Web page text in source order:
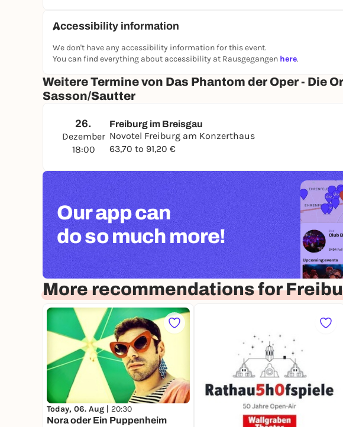
Accessibility information
We don't have any accessibility information for this event.
You can find everything about accessibility at Rausgegangen here.
Weitere Termine von Das Phantom der Oper - Die
Sasson/Sautter
26.
Dezember
18:00
Freiburg im Breisgau
Novotel Freiburg am Konzerthaus
63,70 to 91,20 €
Our app can
do so much more!
More recommendations for
Today, 06. Aug | 20:30
Nora oder Ein Puppenheim